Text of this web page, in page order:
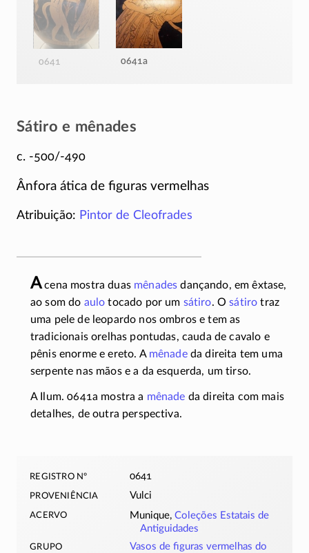
0641 0641a
Sátiro e mênades
c. -500/-490
Ânfora ática de figuras vermelhas
Atribuição: Pintor de Cleofrades
Acena mostra duas mênades dançando, em êxtase,
ao som do aulo tocado por um sátiro. Osátiro traz
uma pele de leopardo nos ombros e tem as
tradicionais orelhas pontudas, cauda de cavalo e
pênis enorme e ereto. A mênadeda direita tem uma
serpente nas mãos e a da esquerda, um tirso.
A Ilum. 0641a mostra a mênade da direita com mais
detalhes, de outra perspectiva.
registro nº 0641
proveniência Vulci
acervo Munique,Coleções Estatais de
Antiguidades
grupo
Vasos de figuras vermelhas do